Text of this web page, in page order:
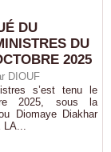
DU
DU
2025
DIOUF
s’est tenu le
2025, sous la
Diomaye Diakhar
LA...